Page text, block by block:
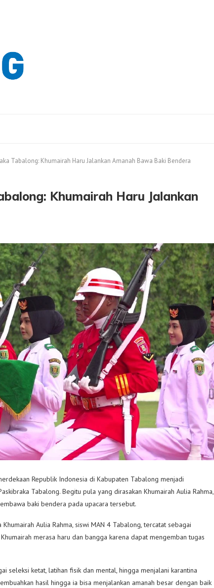
Tabalong: Khumairah Haru Jalankan Amanah Bawa Baki Bendera
Khumairah Haru Jalankan
Republik Indonesia di Kabupaten Tabalong menjadi
Tabalong. Begitu pula yang dirasakan Khumairah Aulia Rahma,
baki bendera pada upacara tersebut.
Aulia Rahma, siswi MAN 4 Tabalong, tercatat sebagai
merasa haru dan bangga karena dapat mengemban tugas
seleksi ketat, latihan fisik dan mental, hingga menjalani karantina
hasil hingga ia bisa menjalankan amanah besar dengan baik